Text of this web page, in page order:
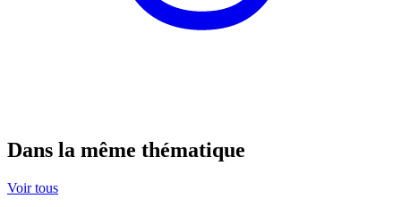
Dans la même thématique
Voir tous